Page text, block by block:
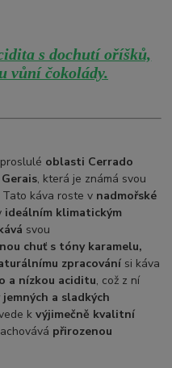
s dochutí oříšků,
vůní čokolády.
oblasti Cerrado
, která je známá svou
Tato káva roste v nadmořské
ideálním klimatickým
svou
chuť s tóny karamelu,
zpracování si káva
a nízkou aciditu, což z ní
a sladkých
kvýjimečně kvalitní
přirozenou